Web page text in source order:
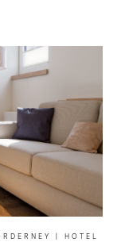
| HOTEL